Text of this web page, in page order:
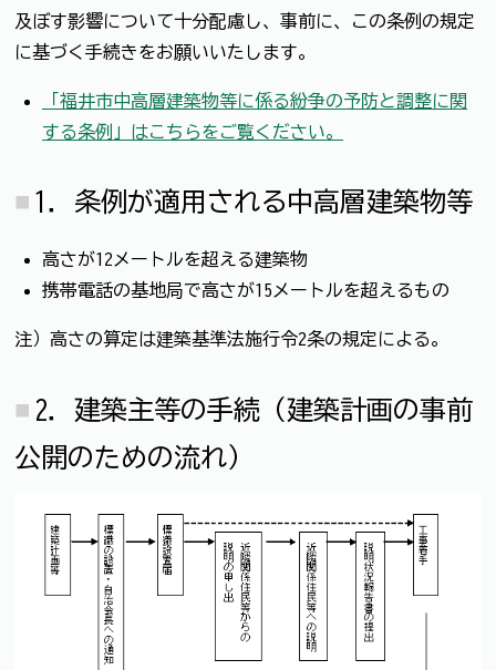
及ぼす影響について十分配慮し、事前に、この条例の規定
に基づく手続きをお願いいたします。
「福井市中高層建築物等に係る紛争の予防と調整に関
する条例」はこちらをご覧ください。
1．条例が適用される中高層建築物等
高さが12メートルを超える建築物
携帯電話の基地局で高さが15メートルを超えるもの
注）高さの算定は建築基準法施行令2条の規定による。
2．建築主等の手続（建築計画の事前
公開のための流れ）